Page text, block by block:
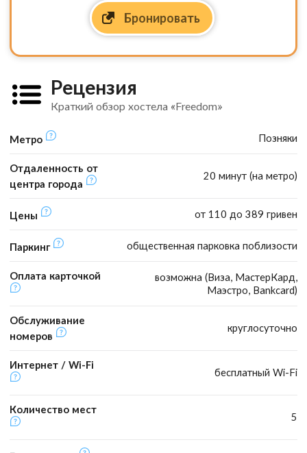
Бронировать
Рецензия
Краткий обзор хостела «Freedom»
Метро Позняки
Отдаленность от
центра города
20 минут (на метро)
Цены от 110 до 389 гривен
Паркинг общественная парковка поблизости
Оплата карточкой
возможна (Виза, МастерКард,
Маэстро, Bankcard)
Обслуживание
номеров
круглосуточно
Интернет / Wi-Fi
бесплатный Wi-Fi
Количество мест
5